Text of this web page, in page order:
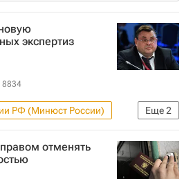
экспертиз
8834
Еще2
РФ (Минюст России)
Чуйченко
отменять